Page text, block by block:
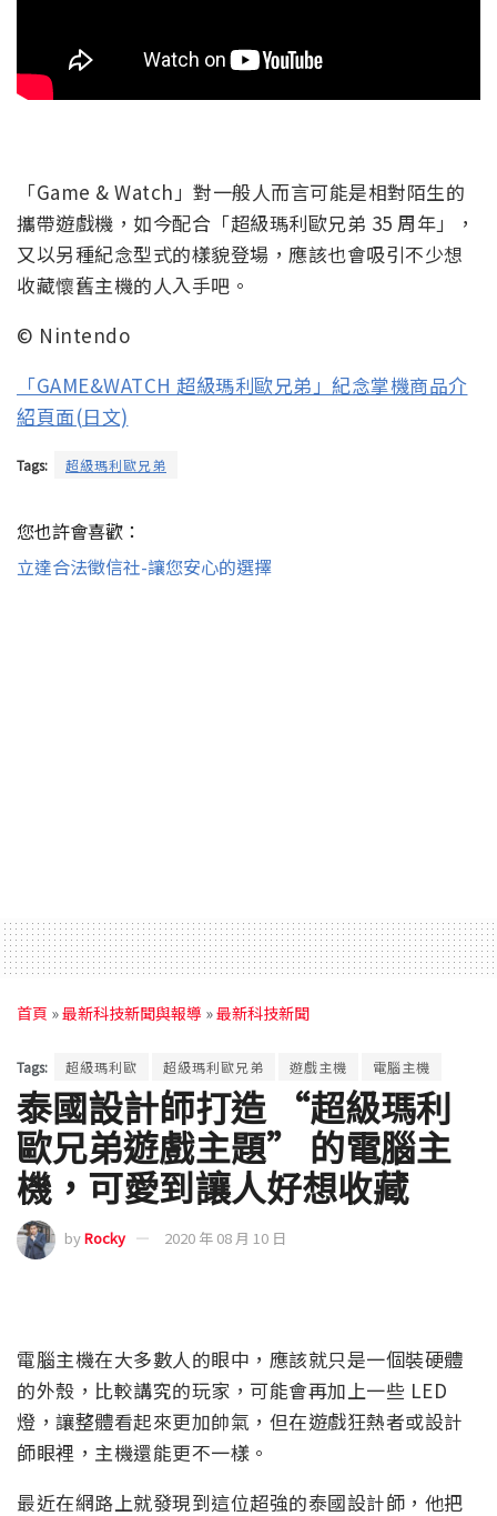
「Game & Watch」對一般人而言可能是相對陌生的
攜帶遊戲機，如今配合「超級瑪利歐兄弟 35 周年」，
又以另種紀念型式的樣貌登場，應該也會吸引不少想
收藏懷舊主機的人入手吧。
© Nintendo
「GAME&WATCH 超級瑪利歐兄弟」紀念掌機商品介
紹頁面(日文)
Tags: 超級瑪利歐兄弟
您也許會喜歡：
立達合法徵信社-讓您安心的選擇
首頁 »最新科技新聞與報導 »最新科技新聞
Tags: 超級瑪利歐 超級瑪利歐兄弟 遊戲主機 電腦主機
泰國設計師打造 “超級瑪利
歐兄弟遊戲主題” 的電腦主
機，可愛到讓人好想收藏
byRocky 2020 年 08 月 10 日
電腦主機在大多數人的眼中，應該就只是一個裝硬體
的外殼，比較講究的玩家，可能會再加上一些 LED
燈，讓整體看起來更加帥氣，但在遊戲狂熱者或設計
師眼裡，主機還能更不一樣。
最近在網路上就發現到這位超強的泰國設計師，他把